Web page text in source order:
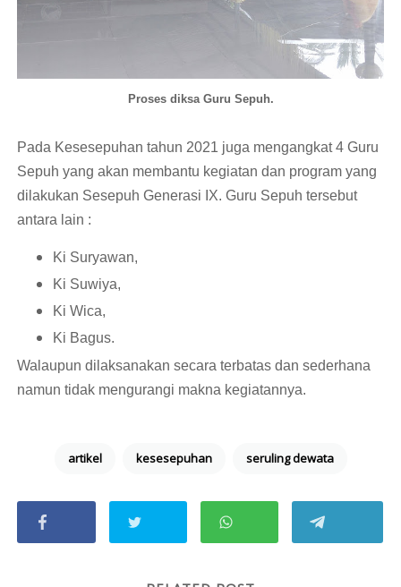
Proses diksa Guru Sepuh.
Pada Kesesepuhan tahun 2021 juga mengangkat 4 Guru
Sepuh yang akan membantu kegiatan dan program yang
dilakukan Sesepuh Generasi IX. Guru Sepuh tersebut
antara lain :
Ki Suryawan,
Ki Suwiya,
Ki Wica,
Ki Bagus.
Walaupun dilaksanakan secara terbatas dan sederhana
namun tidak mengurangi makna kegiatannya.
artikel kesesepuhan seruling dewata